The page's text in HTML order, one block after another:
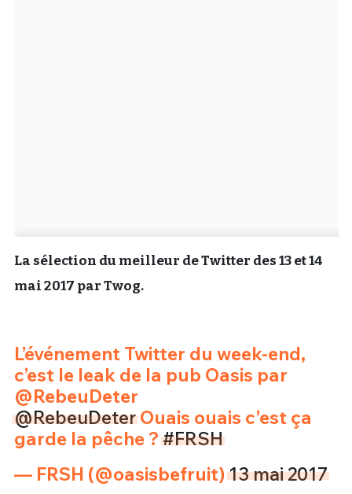
La sélection du meilleur de Twitter des 13 et 14
mai 2017 par Twog.
L’événement Twitter du week-end,
c’est le leak de la pub Oasis par
@RebeuDeter
@RebeuDeterOuais ouais c'est ça
garde la pêche ?#FRSH
— FRSH (@oasisbefruit)13 mai 2017